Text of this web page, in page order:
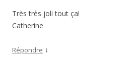
Très très joli tout ça!
Catherine
Répondre ↓